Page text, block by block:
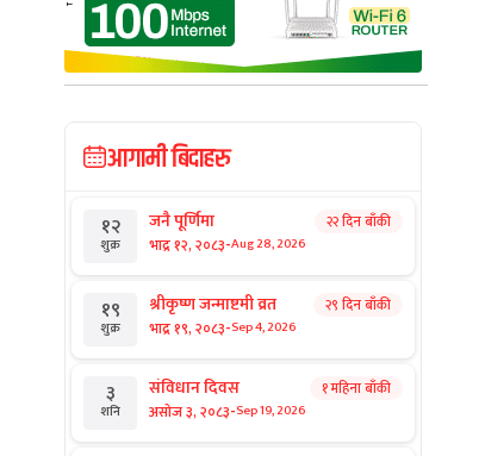
आगामी बिदाहरु
१२
शुक्र
जनै पूर्णिमा
भाद्र १२, २०८३-Aug 28, 2026
२२ दिन बाँकी
१९
शुक्र
श्रीकृष्ण जन्माष्टमी व्रत
भाद्र १९, २०८३-Sep 4, 2026
२९ दिन बाँकी
३
शनि
संविधान दिवस
असोज ३, २०८३-Sep 19, 2026
१ महिना बाँकी